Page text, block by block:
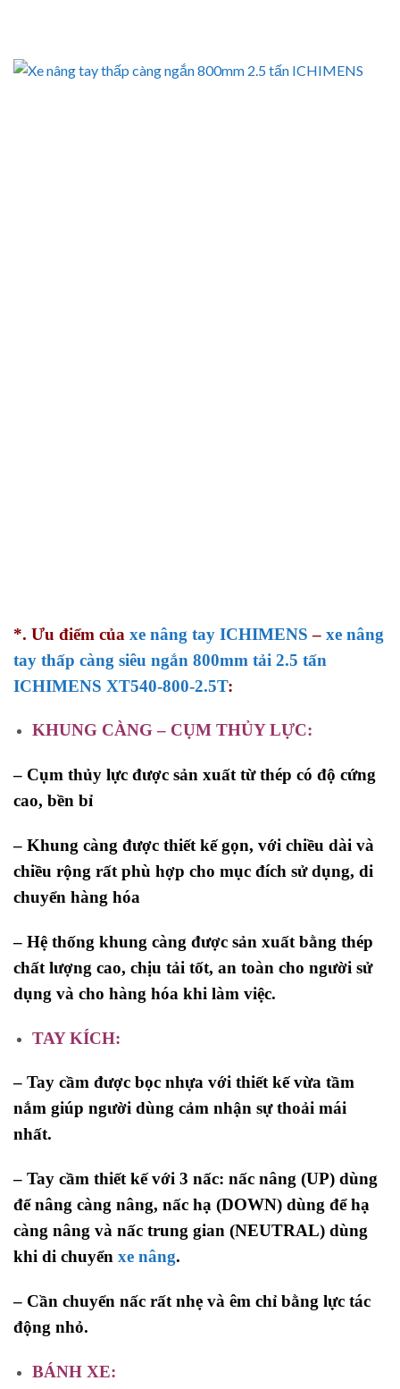
*. Ưu điểm của xe nâng tay ICHIMENS – xe nâng
tay thấp càng siêu ngắn 800mm tải 2.5 tấn
ICHIMENS XT540-800-2.5T:
KHUNG CÀNG – CỤM THỦY LỰC:
– Cụm thủy lực được sản xuất từ thép có độ cứng
cao, bền bỉ
– Khung càng được thiết kế gọn, với chiều dài và
chiều rộng rất phù hợp cho mục đích sử dụng, di
chuyển hàng hóa
– Hệ thống khung càng được sản xuất bằng thép
chất lượng cao, chịu tải tốt, an toàn cho người sử
dụng và cho hàng hóa khi làm việc.
TAY KÍCH:
– Tay cầm được bọc nhựa với thiết kế vừa tầm
nắm giúp người dùng cảm nhận sự thoải mái
nhất.
– Tay cầm thiết kế với 3 nấc: nấc nâng (UP) dùng
để nâng càng nâng, nấc hạ (DOWN) dùng để hạ
càng nâng và nấc trung gian (NEUTRAL) dùng
khi di chuyển xe nâng.
– Cần chuyển nấc rất nhẹ và êm chỉ bằng lực tác
động nhỏ.
BÁNH XE: